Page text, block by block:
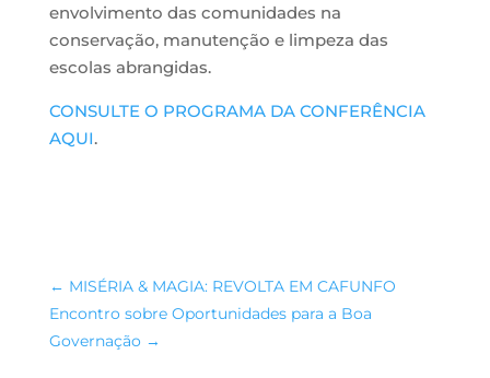
envolvimento das comunidades na
conservação, manutenção e limpeza das
escolas abrangidas.
CONSULTE O PROGRAMA DA CONFERÊNCIA
AQUI.
← MISÉRIA & MAGIA: REVOLTA EM CAFUNFO
Encontro sobre Oportunidades para a Boa
Governação →